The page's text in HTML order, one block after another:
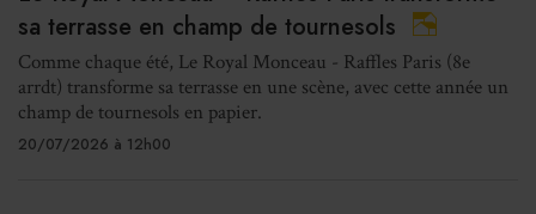
sa terrasse en champ de tournesols
Comme chaque été, Le Royal Monceau - Raffles Paris (8e
arrdt) transforme sa terrasse en une scène, avec cette année un
champ de tournesols en papier.
20/07/2026 à 12h00